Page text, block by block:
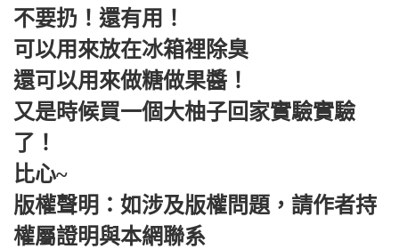
不要扔！還有用！
可以用來放在冰箱裡除臭
還可以用來做糖做果醬！
又是時候買一個大柚子回家實驗實驗
了！
比心~
版權聲明：如涉及版權問題，請作者持
權屬證明與本網聯系